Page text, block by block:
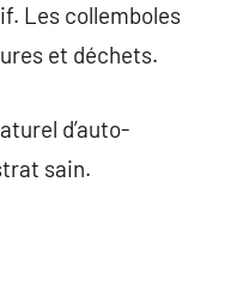
Les collemboles
et déchets.
d’auto-
sain.